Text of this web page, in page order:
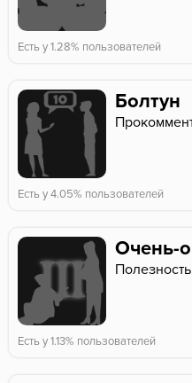
Есть у 1.28% пользователей
Болтун
Есть у 4.05% пользователей
Очень-
Есть у 1.13% пользователей